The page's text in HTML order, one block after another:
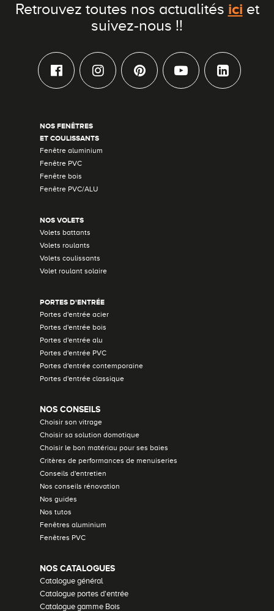
Retrouvez toutes nos actualités ici et
suivez-nous !!
NOS FENÊTRES
ET COULISSANTS
Fenêtre aluminium
Fenêtre PVC
Fenêtre bois
Fenêtre PVC/ALU
NOS VOLETS
Volets battants
Volets roulants
Volets coulissants
Volet roulant solaire
PORTES D'ENTRÉE
Portes d'entrée acier
Portes d'entrée bois
Portes d'entrée alu
Portes d'entrée PVC
Portes d'entrée contemporaine
Portes d'entrée classique
NOS CONSEILS
Choisir son vitrage
Choisir sa solution domotique
Choisir le bon matériau pour ses baies
Critères de performances de menuiseries
Conseils d'entretien
Nos conseils rénovation
Nos guides
Nos tutos
Fenêtres aluminium
Fenêtres PVC
NOS CATALOGUES
Catalogue général
Catalogue portes d'entrée
Catalogue gamme Bois